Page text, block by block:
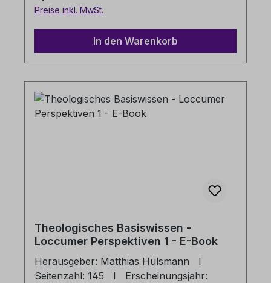
und sich von den vielen alttestamentlichen
Preise inkl. MwSt.
In den Warenkorb
Theologisches Basiswissen -
Loccumer Perspektiven 1 - E-Book
Herausgeber: Matthias Hülsmann I
Seitenzahl: 145 I Erscheinungsjahr: